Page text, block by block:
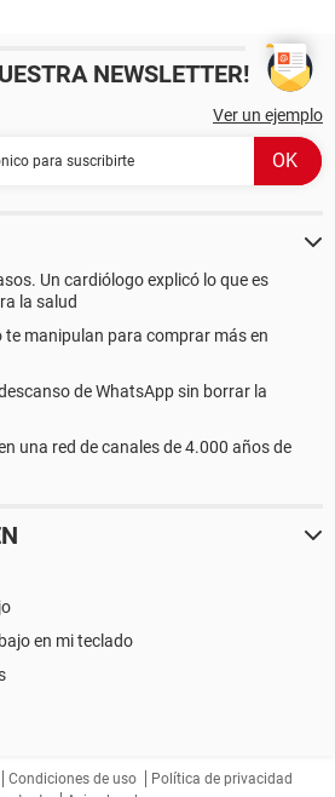
NEWSLETTER!
Ver un ejemplo
Un cardiólogo explicó lo que es
la salud
te manipulan para comprar más en
de WhatsApp sin borrar la
una red de canales de 4.000 años de
en mi teclado
Condiciones de uso
Política de privacidad